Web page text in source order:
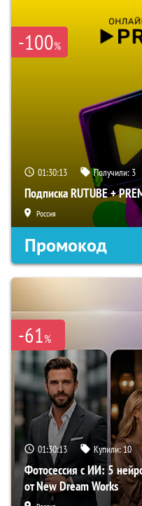
-100%
01:30:12 Получили: 3
Подписка RUTUBE +
Россия
Промокод
-61%
01:30:12 Купили:10
Фотосессия с ИИ: 5
от New Dream Works